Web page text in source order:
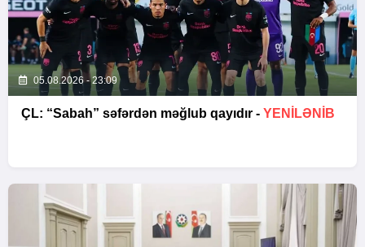
05.08.2026 - 23:09
ÇL: “Sabah” səfərdən məğlub qayıdır - YENİLƏNİB